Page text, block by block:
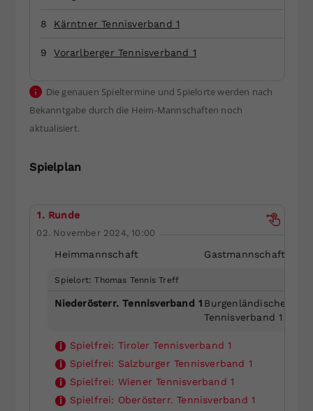
8 Kärntner Tennisverband 1
9 Vorarlberger Tennisverband 1
Die genauen Spieltermine und Spielorte werden nach
Bekanntgabe durch die Heim-Mannschaften noch
aktualisiert.
Spielplan
1. Runde
02. November 2024, 10:00
Heimmannschaft Gastmannschaft
Spielort: Thomas Tennis Treff
Niederösterr. Tennisverband 1 Burgenländischer
Tennisverband 1
i Spielfrei: Tiroler Tennisverband 1
i
Spielfrei: Salzburger Tennisverband 1
i
Spielfrei: Wiener Tennisverband 1
i
Spielfrei: Oberösterr. Tennisverband 1
Einstellungen. Unter anderem eine
zufällig generierte ID, für die
Webseiten-Betreiber dies eingestellt
hat.